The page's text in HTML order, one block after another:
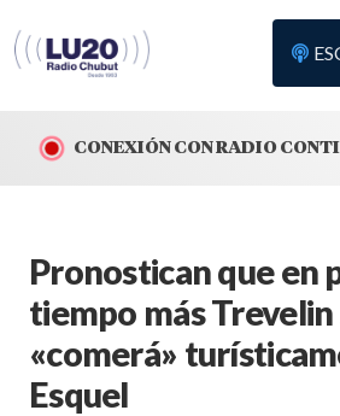
CONEXIÓN CON RADIO
Pronostican que en
tiempo más Trevelin
«comerá»
Esquel